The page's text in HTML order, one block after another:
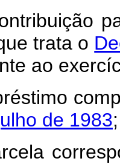
trata o
ao
de 1983;